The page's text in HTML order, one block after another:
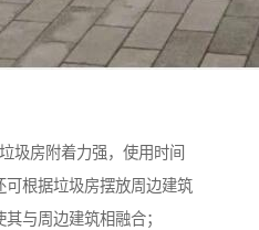
圾房附着力强，使用时间
根据垃圾房摆放周边建筑
与周边建筑相融合；